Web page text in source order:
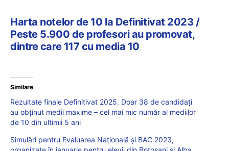
Harta notelor de 10 la Definitivat 2023 /
Peste 5.900 de profesori au promovat,
dintre care 117 cu media 10
Similare
Rezultate finale Definitivat 2025. Doar 38 de candidați
au obținut medii maxime – cel mai mic număr al mediilor
de 10 din ultimii 5 ani
Simulări pentru Evaluarea Națională și BAC 2023,